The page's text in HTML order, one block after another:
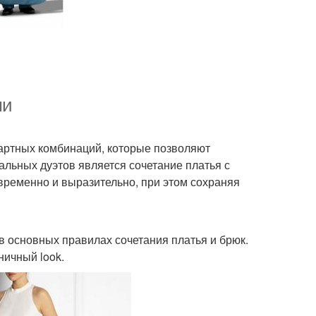
комбинаций, которые позволяют
дуэтов является сочетание платья с
и выразительно, при этом сохраняя
основных правилах сочетания платья и брюк.
look.